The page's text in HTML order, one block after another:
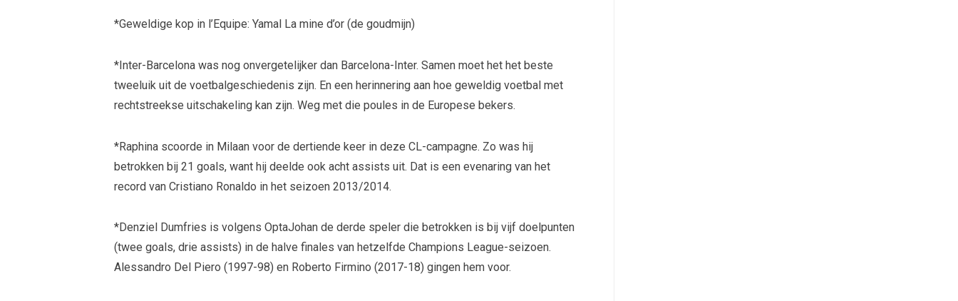
*Geweldige kop in l’Equipe: Yamal La mine d’or (de goudmijn)
*Inter-Barcelona was nog onvergetelijker dan Barcelona-Inter. Samen moet het het beste
tweeluik uit de voetbalgeschiedenis zijn. En een herinnering aan hoe geweldig voetbal met
rechtstreekse uitschakeling kan zijn. Weg met die poules in de Europese bekers.
*Raphina scoorde in Milaan voor de dertiende keer in deze CL-campagne. Zo was hij
betrokken bij 21 goals, want hij deelde ook acht assists uit. Dat is een evenaring van het
record van Cristiano Ronaldo in het seizoen 2013/2014.
*Denziel Dumfries is volgens OptaJohan de derde speler die betrokken is bij vijf doelpunten
(twee goals, drie assists) in de halve finales van hetzelfde Champions League-seizoen.
Alessandro Del Piero (1997-98) en Roberto Firmino (2017-18) gingen hem voor.